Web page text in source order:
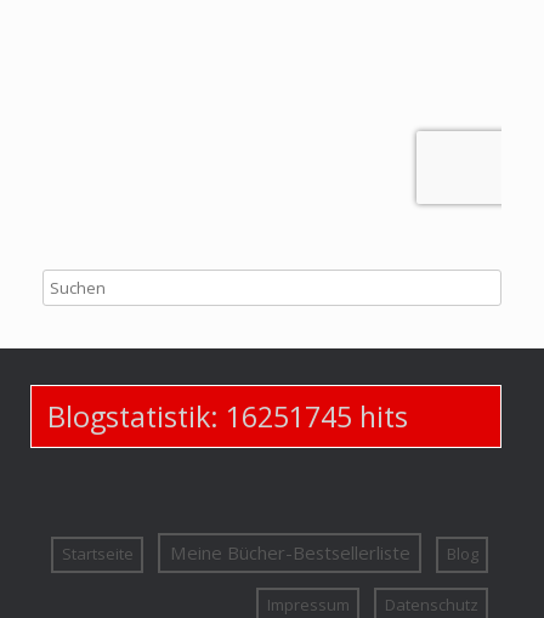
Blogstatistik: 16251745 hits
Startseite Meine Bücher-Bestsellerliste Blog
Impressum Datenschutz